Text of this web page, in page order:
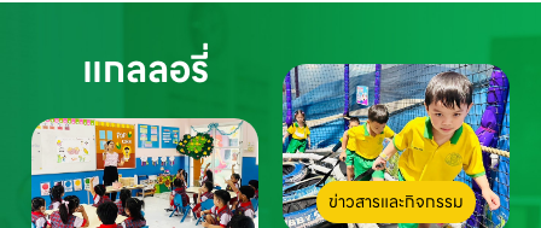
แกลลอรี่
ข่าวสารและกิจกรรม